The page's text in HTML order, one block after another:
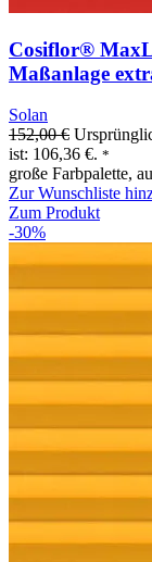
Cosiflor®
Maßanlage
Solan
152,00€
ist: 106,36 €. *
große Farbpalette,
Zur Wunschliste
Zum Produkt
-30%